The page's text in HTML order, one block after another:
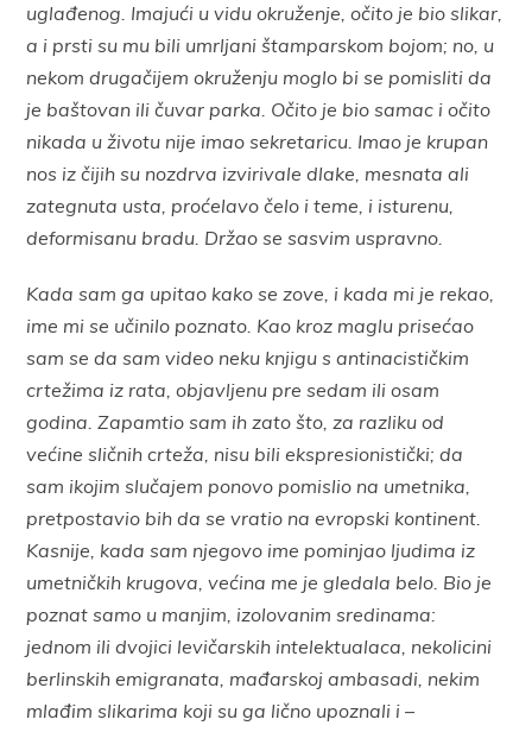
uglađenog. Imajući u vidu okruženje, očito je bio slikar,
a i prsti su mu bili umrljani štamparskom bojom; no, u
nekom drugačijem okruženju moglo bi se pomisliti da
je baštovan ili čuvar parka. Očito je bio samac i očito
nikada u životu nije imao sekretaricu. Imao je krupan
nos iz čijih su nozdrva izvirivale dlake, mesnata ali
zategnuta usta, proćelavo čelo i teme, i isturenu,
deformisanu bradu. Držao se sasvim uspravno.
Kada sam ga upitao kako se zove, i kada mi je rekao,
ime mi se učinilo poznato. Kao kroz maglu prisećao
sam se da sam video neku knjigu s antinacističkim
crtežima iz rata, objavljenu pre sedam ili osam
godina. Zapamtio sam ih zato što, za razliku od
većine sličnih crteža, nisu bili ekspresionistički; da
sam ikojim slučajem ponovo pomislio na umetnika,
pretpostavio bih da se vratio na evropski kontinent.
Kasnije, kada sam njegovo ime pominjao ljudima iz
umetničkih krugova, većina me je gledala belo. Bio je
poznat samo u manjim, izolovanim sredinama:
jednom ili dvojici levičarskih intelektualaca, nekolicini
berlinskih emigranata, mađarskoj ambasadi, nekim
mlađim slikarima koji su ga lično upoznali i –